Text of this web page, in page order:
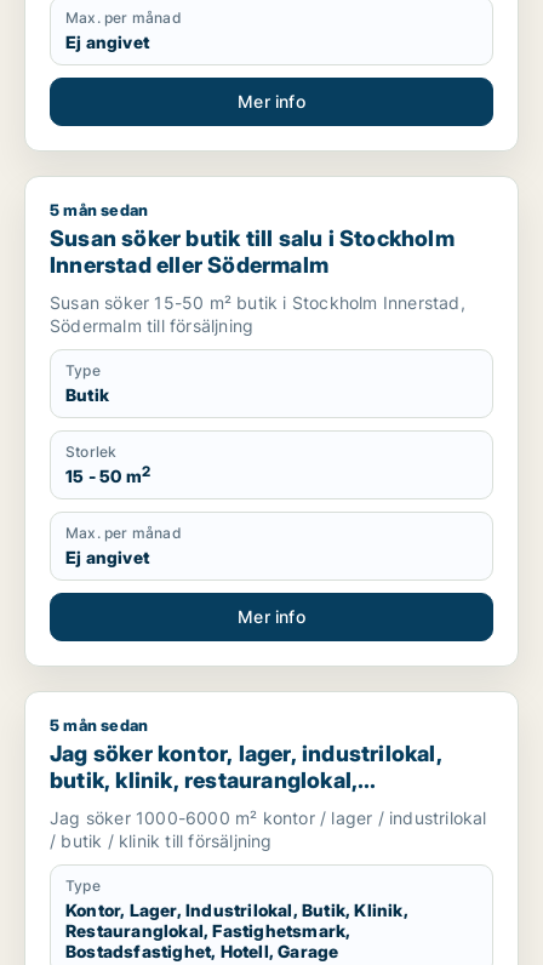
Max. per månad
Ej angivet
Mer info
Susan söker butik till salu i Stockholm Innerstad eller
5 mån sedan
Susan söker butik till salu i Stockholm
Innerstad eller Södermalm
Susan söker 15-50 m² butik i Stockholm Innerstad,
Södermalm till försäljning
Type
Butik
Storlek
15 - 50 m2
Max. per månad
Ej angivet
Mer info
Jag söker kontor, lager, industrilokal, butik, klinik,
5 mån sedan
Jag söker kontor, lager, industrilokal,
butik, klinik, restauranglokal,
fastighetsmark, bostadsfastighet, hotell
eller garage till salu i Härryda, Partille
eller Öckerö m.fl.
Jag söker 1000-6000 m² kontor / lager / industrilokal
/ butik / klinik till försäljning
Type
Kontor, Lager, Industrilokal, Butik, Klinik,
Restauranglokal, Fastighetsmark,
Bostadsfastighet, Hotell, Garage